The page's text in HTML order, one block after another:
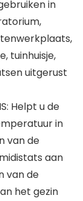
in
tuinhuisje,
uitgerust
Helpt u de
in
van de
aan
van de
het gezin